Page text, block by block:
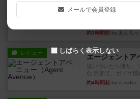
ざりかに将棋
３種類の駒だけが登
約3時間前 by あんちっ
レビュー エージェントア
追いついたら勝ち。
な 目的で、ボドゲ慣
約4時間前 by daisdice
メールで会員登録
しばらく表示しない